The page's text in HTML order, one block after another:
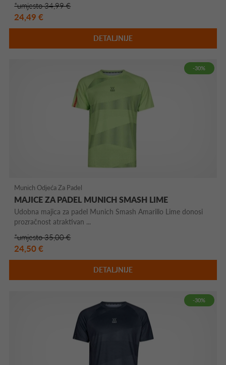
*umjesto 34,99 €
24,49 €
DETALJNIJE
-30%
Munich Odjeća Za Padel
MAJICE ZA PADEL MUNICH SMASH LIME
Udobna majica za padel Munich Smash Amarillo Lime donosi
prozračnost atraktivan ...
*umjesto 35,00 €
24,50 €
DETALJNIJE
-30%